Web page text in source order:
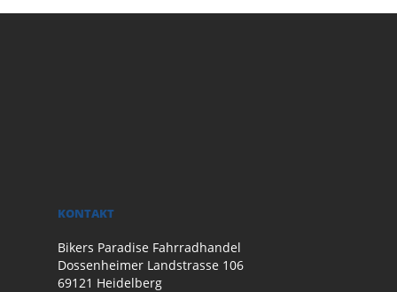
KONTAKT
Bikers Paradise Fahrradhandel
Dossenheimer Landstrasse 106
69121 Heidelberg